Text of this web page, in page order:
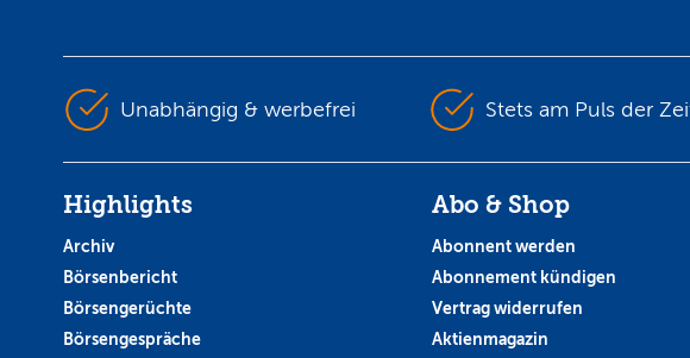
Unabhängig & werbefrei Stets am Puls der
Highlights
Archiv
Börsenbericht
Börsengerüchte
Börsengespräche
Abo & Shop
Abonnent werden
Abonnement kündigen
Vertrag widerrufen
Aktienmagazin